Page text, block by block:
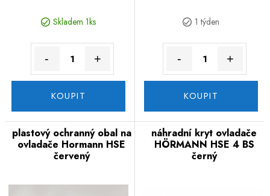
Skladem 1ks
- +
KOUPIT
1 týden
- +
KOUPIT
plastový ochranný obal na
ovladače Hormann HSE
červený
náhradní kryt ovladače
HÖRMANN HSE 4 BS
černý